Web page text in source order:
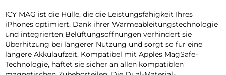
ICY MAG ist die Hülle, die die Leistungsfähigkeit Ihres
iPhones optimiert. Dank ihrer Wärmeableitungstechnologie
und integrierten Belüftungsöffnungen verhindert sie
Überhitzung bei längerer Nutzung und sorgt so für eine
längere Akkulaufzeit. Kompatibel mit Apples MagSafe-
Technologie, haftet sie sicher an allen kompatiblen